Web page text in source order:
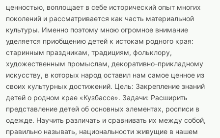
ценностью, воплощает в себе исторический опыт многих
поколений и рассматривается как часть материальной
культуры. Именно поэтому мною огромное внимание
уделяется приобщению детей к истокам родного края:
старинным праздникам, традициям, фольклору,
художественным промыслам, декоративно-прикладному
искусству, в которых народ оставил нам самое ценное из
своих культурных достижений. Цель: Закрепление знаний
детей о родном крае «Кузбассе». Задачи: Расширить
представление детей об основных элементах, росписи в
одежде. Научить различать и сравнивать их между собой,
правильно называть, национальности живущие в нашем